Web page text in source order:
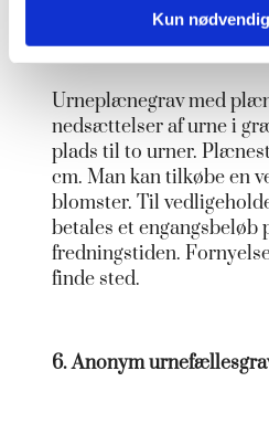
Kun
5. Urneplænegrav
Urneplænegrav med
nedsættelser af urne i
plads til to urner.
cm. Man kan tilkøbe en
blomster. Til
betales et engangsbeløb
fredningstiden.
finde sted.
6. Anonym